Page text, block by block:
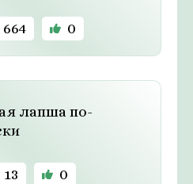
664 0
лапша по-
13 0